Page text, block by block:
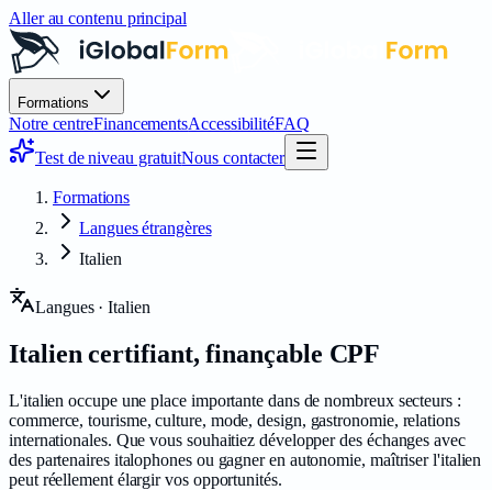
Aller au contenu principal
Formations
Notre centreFinancementsAccessibilitéFAQ
Test de niveau gratuitNous contacter
Formations
Langues étrangères
Italien
Langues · Italien
Italien certifiant, finançable CPF
L'italien occupe une place importante dans de nombreux secteurs :
commerce, tourisme, culture, mode, design, gastronomie, relations
internationales. Que vous souhaitiez développer des échanges avec
des partenaires italophones ou gagner en autonomie, maîtriser l'italien
peut réellement élargir vos opportunités.